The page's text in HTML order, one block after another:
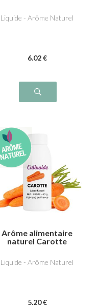
Liquide - Arôme Naturel
6.02 €
Arôme alimentaire
naturel Carotte
Liquide - Arôme Naturel
5.20 €